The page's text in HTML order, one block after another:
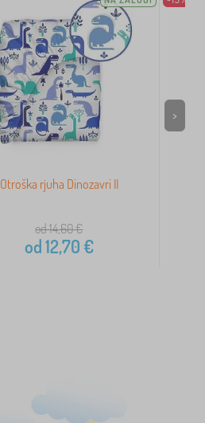
Otroška rjuha Dinozavri II
od 14,60€
od12,70€
>